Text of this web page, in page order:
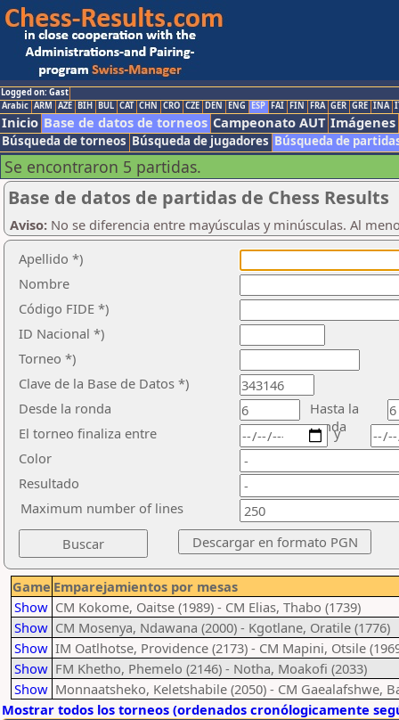
Logged on: Gast
Arabic ARM AZE BIH BUL CAT CHN CRO CZE DEN ENG ESP FAI FIN FRA GER GRE INA
Inicio Base de datos de torneos Campeonato AUT Imágenes
Búsqueda de torneos Búsqueda de jugadores Búsqueda de
Se encontraron 5 partidas.
Base de datos de partidas de Chess Results
Aviso: No se diferencia entre mayúsculas y minúsculas. Al
Apellido *)
Nombre
Código FIDE *)
ID Nacional *)
Torneo *)
Clave de la Base de Datos *)
Desde la ronda
Hasta la
ronda
El torneo finaliza entre
Color
Resultado
y
Maximum number of lines
Game Emparejamientos por mesas
Show CM Kokome, Oaitse (1989) - CM Elias, Thabo (1739)
Show CM Mosenya, Ndawana (2000) - Kgotlane, Oratile (1776)
Show IM Oatlhotse, Providence (2173) - CM Mapini, Otsile
Show FM Khetho, Phemelo (2146) - Notha, Moakofi (2033)
Show Monnaatsheko, Keletshabile (2050) - CM Gaealafshwe,
Mostrar todos los torneos (ordenados cronólogicamente